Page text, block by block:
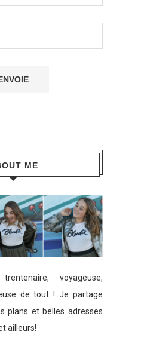
ME
voyageuse,
de tout ! Je partage
plans et belles adresses
ailleurs!